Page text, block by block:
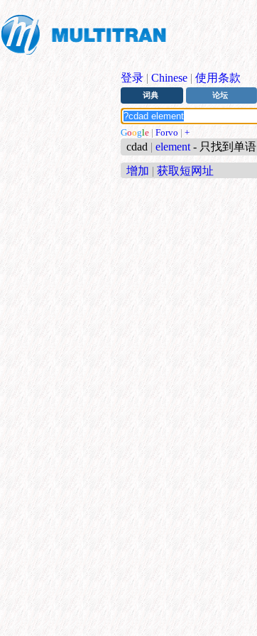
登录 | Chinese | 使用条款
词典 论坛
Google | Forvo | +
cdad | element - 只找到单语
增加 | 获取短网址